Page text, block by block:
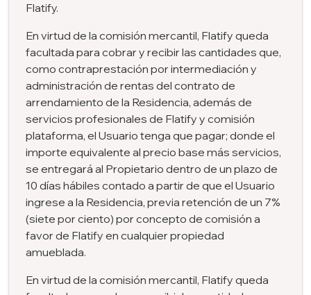
Flatify.
En virtud de la comisión mercantil, Flatify queda
facultada para cobrar y recibir las cantidades que,
como contraprestación por intermediación y
administración de rentas del contrato de
arrendamiento de la Residencia, además de
servicios profesionales de Flatify y comisión
plataforma, el Usuario tenga que pagar; donde el
importe equivalente al precio base más servicios,
se entregará al Propietario dentro de un plazo de
10 días hábiles contado a partir de que el Usuario
ingrese a la Residencia, previa retención de un 7%
(siete por ciento) por concepto de comisión a
favor de Flatify en cualquier propiedad
amueblada.
En virtud de la comisión mercantil, Flatify queda